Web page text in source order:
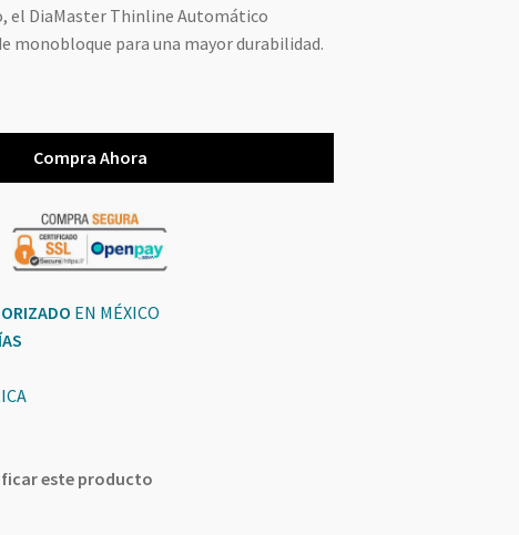
el DiaMaster Thinline Automático
monobloque para una mayor durabilidad.
Compra Ahora
EN MÉXICO
este producto